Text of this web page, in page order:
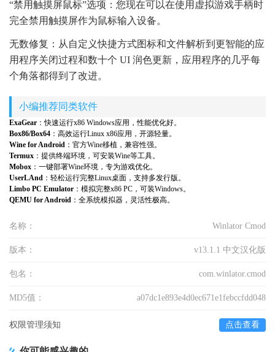
“禁用触摸屏鼠标”选项：您现在可以在使用虚拟游戏手柄时
完全禁用触摸屏作为鼠标输入设备。
无数修复：从自定义快捷方式图标和文件解析到更智能的应
用程序关闭过程和数十个 UI 润色更新，应用程序的几乎每
个角落都得到了改进。
小编推荐同类软件
ExaGear ：快速运行x86 Windows应用，性能优化好。
Box86/Box64 ：高效运行Linux x86应用，开源轻量。
Wine for Android ：官方Wine移植，兼容性强。
Termux ：提供终端环境，可安装Wine等工具。
Mobox ：一键部署Wine环境，专为游戏优化。
UserLAnd ：轻松运行完整Linux桌面，支持多发行版。
Limbo PC Emulator ：模拟完整x86 PC，可装Windows。
QEMU for Android ：全系统模拟器，灵活性极高。
名称： Winlator Cmod
版本： v13.1.1 中文汉化版
包名： com.winlator.cmod
MD5值： a07dc1e893e4d0ec671e1febccfdd048
权限管理须知 点击查看